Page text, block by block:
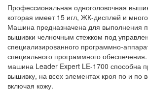
Профессиональная одноголовочная
которая имеет 15 игл, ЖК-дисплей и
Машина предназначена для выполнения
вышивки челночным стежком под
специализированного программно-
специального программного
машина Leader Expert LE-1700 способна
вышивку, на всех элементах кроя по и по
включая кожу.